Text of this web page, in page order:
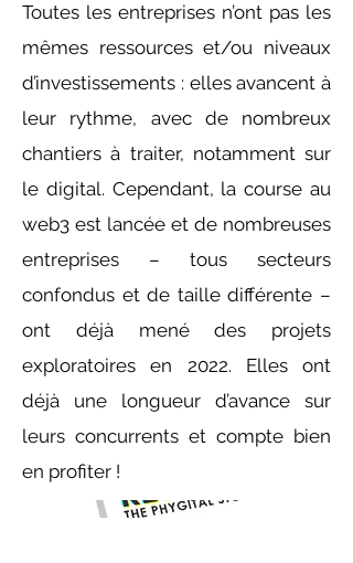
Toutes les entreprises n’ont pas les
mêmes ressources et/ou niveaux
d’investissements : elles avancent à
leur rythme, avec de nombreux
chantiers à traiter, notamment sur
le digital. Cependant, la course au
web3 est lancée et de nombreuses
entreprises – tous secteurs
confondus et de taille différente –
ont déjà mené des projets
exploratoires en 2022. Elles ont
déjà une longueur d’avance sur
leurs concurrents et compte bien
en profiter !